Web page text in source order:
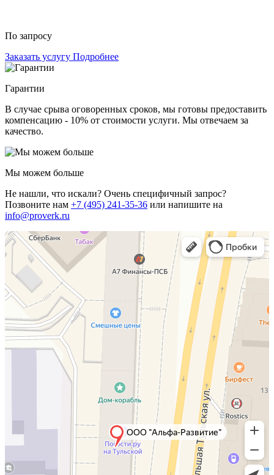
По запросу
Заказать услугу Подробнее
Гарантии
В случае срыва оговоренных сроков, мы готовы предоставить
компенсацию - 10% от стоимости услуги. Мы отвечаем за
качество.
Мы можем больше
Не нашли, что искали? Очень специфичный запрос?
Позвоните нам +7 (495) 241-35-36 или напишите на
info@proverk.ru